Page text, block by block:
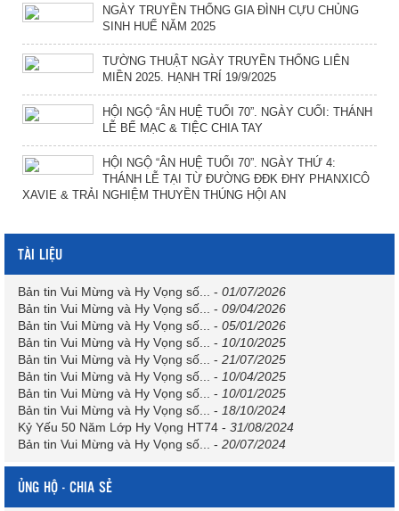
NGÀY TRUYỀN THỐNG GIA ĐÌNH CỰU CHỦNG
SINH HUẾ NĂM 2025
TƯỜNG THUẬT NGÀY TRUYỀN THỐNG LIÊN
MIỀN 2025. HẠNH TRÍ 19/9/2025
HỘI NGỘ “ÂN HUỆ TUỔI 70”. NGÀY CUỐI: THÁNH
LỄ BẾ MẠC & TIỆC CHIA TAY
HỘI NGỘ “ÂN HUỆ TUỔI 70”. NGÀY THỨ 4:
THÁNH LỄ TẠI TỪ ĐƯỜNG ĐĐK ĐHY PHANXICÔ
XAVIE & TRẢI NGHIỆM THUYỀN THÚNG HỘI AN
TÀI LIỆU
Bản tin Vui Mừng và Hy Vọng số... - 01/07/2026
Bản tin Vui Mừng và Hy Vọng số...
- 09/04/2026
Bản tin Vui Mừng và Hy Vọng số...
- 05/01/2026
Bản tin Vui Mừng và Hy Vọng số...
- 10/10/2025
Bản tin Vui Mừng và Hy Vọng số...
- 21/07/2025
Bản tin Vui Mừng và Hy Vọng số...
- 10/04/2025
Bản tin Vui Mừng và Hy Vọng số...
- 10/01/2025
Bản tin Vui Mừng và Hy Vọng số...
- 18/10/2024
Kỷ Yếu 50 Năm Lớp Hy Vọng HT74 - 31/08/2024
Bản tin Vui Mừng và Hy Vọng số...
- 20/07/2024
ỦNG HỘ - CHIA SẺ